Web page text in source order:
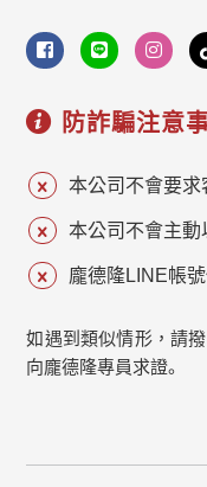
防詐騙注意
本公司不會要求
本公司不會主動
龐德隆LINE帳號
如遇到類似情形，請
向龐德隆專員求證。